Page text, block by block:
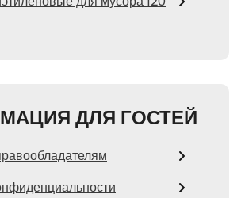
ДЛЯ ГОСТЕЙ